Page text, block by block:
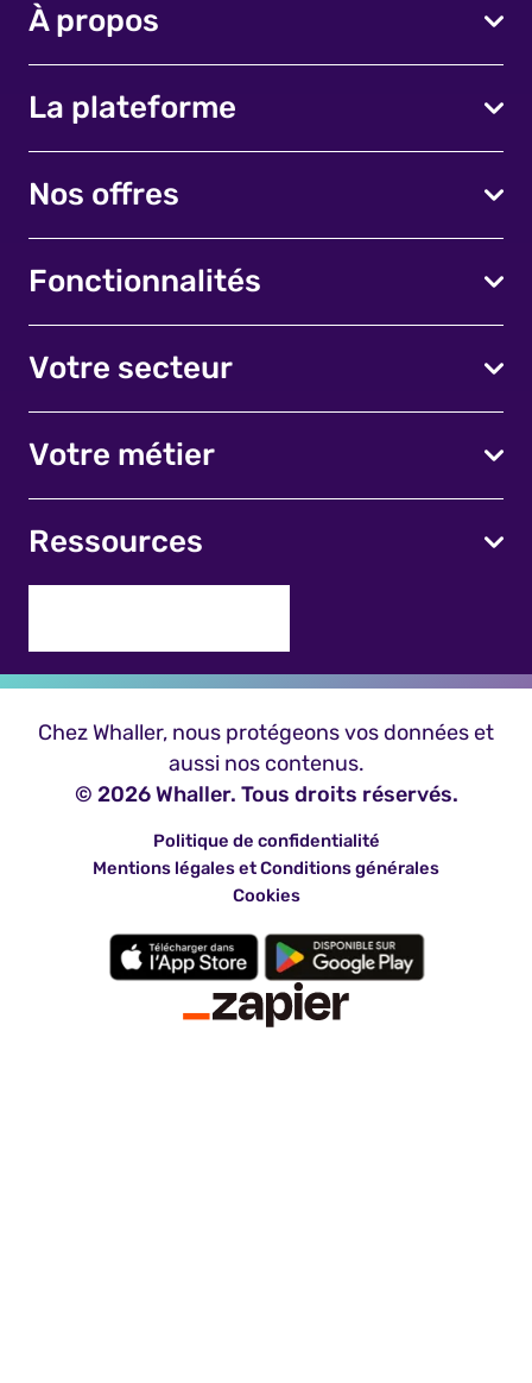
À propos
La plateforme
Nos offres
Fonctionnalités
Votre secteur
Votre métier
Ressources
Chez Whaller, nous protégeons vos données et
aussi nos contenus.
© 2026 Whaller. Tous droits réservés.
Politique de confidentialité
Mentions légales et Conditions générales
Cookies